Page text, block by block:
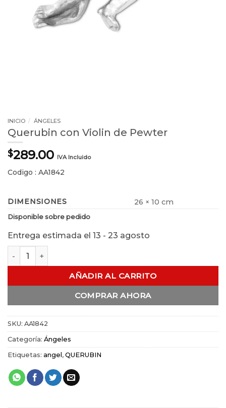
INICIO / ÁNGELES
Querubin con Violin de Pewter
$289.00 IVA Incluido
Codigo : AA1842
DIMENSIONES 26 × 10 cm
Disponible sobre pedido
Entrega estimada el 13 - 23 agosto
Querubin con Violin de Pewter cantidad
AÑADIR AL CARRITO
COMPRAR AHORA
SKU: AA1842
Categoría: Ángeles
Etiquetas: angel , QUERUBIN